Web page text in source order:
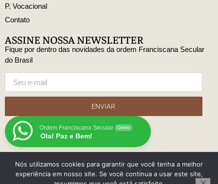
P. Vocacional
Contato
ASSINE NOSSA NEWSLETTER
Fique por dentro das novidades da ordem Franciscana Secular
do Brasil
ENVIAR
Ordem Franciscana Secular Online
Ola! Paz e Bem!
© Copyright Ordem Franciscana Secular do Brasil
Nós utilizamos cookies para garantir que você tenha a melhor
experiência em nosso site. Se você continua a usar este site,